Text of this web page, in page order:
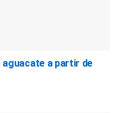
aguacate a partir de